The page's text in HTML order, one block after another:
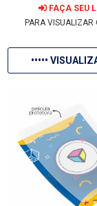
FAÇA SEU
PARA VISUALIZAR
•••••